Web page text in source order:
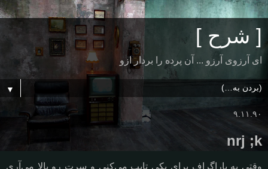
[ شرح ]
ای آرزوی آرزو ... آن پرده را بردار ازو
▼
۹.۱۱.۹۰
nrj ;k
وقتی یه پاراگراف برای یکی تایپ می‌کنی و سرت رو بالا می‌آری